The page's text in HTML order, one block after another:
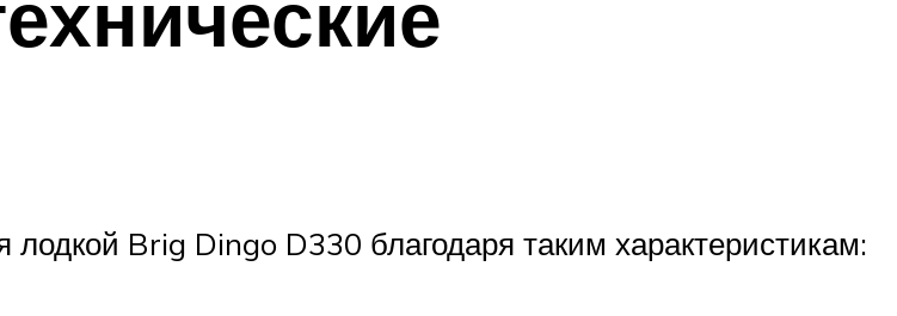
Brig Dingo D330 благодаря таким характеристикам: